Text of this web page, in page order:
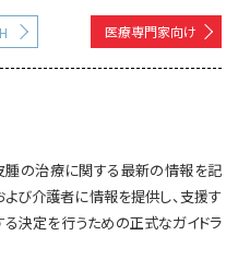
補完代替医療
全般
医療専門家向け
腫の治療に関する最新の情報を記
び介護者に情報を提供し、支援す
決定を行うための正式なガイドラ